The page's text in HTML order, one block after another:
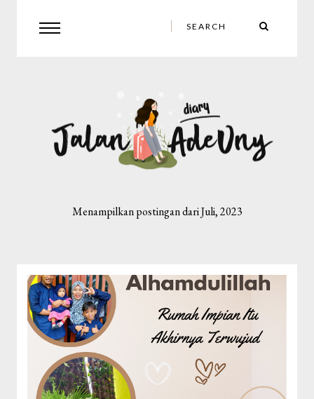
Menampilkan postingan dari Juli, 2023